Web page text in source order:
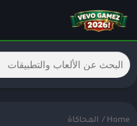
Home
/ المحاكاة